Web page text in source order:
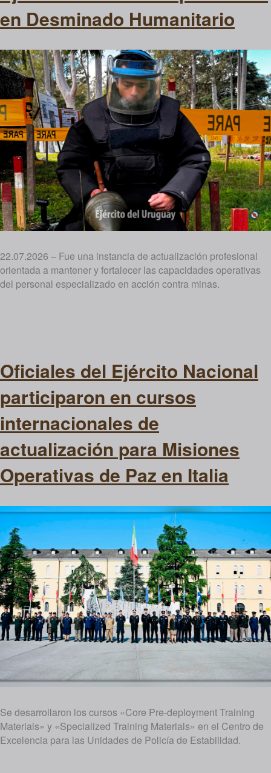
en Desminado Humanitario
22.07.2026 – Fue una instancia de actualización profesional
orientada a mantener y fortalecer las capacidades operativas
del personal especializado en acción contra minas.
Oficiales del Ejército Nacional
participaron en cursos
internacionales de
actualización para Misiones
Operativas de Paz en Italia
Se desarrollaron los cursos «Core Pre-deployment Training
Materials» y «Specialized Training Materials» en el Centro de
Excelencia para las Unidades de Policía de Estabilidad.